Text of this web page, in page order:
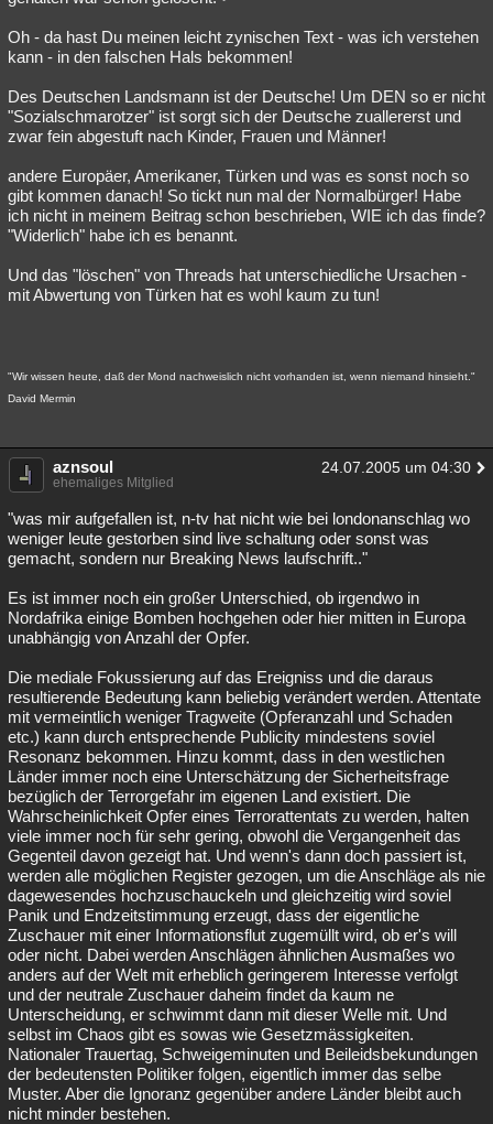
Oh - da hast Du meinen leicht zynischen Text - was ich verstehen
kann - in den falschen Hals bekommen!
Des Deutschen Landsmann ist der Deutsche! Um DEN so er nicht
"Sozialschmarotzer" ist sorgt sich der Deutsche zuallererst und
zwar fein abgestuft nach Kinder, Frauen und Männer!
andere Europäer, Amerikaner, Türken und was es sonst noch so
gibt kommen danach! So tickt nun mal der Normalbürger! Habe
ich nicht in meinem Beitrag schon beschrieben, WIE ich das finde?
"Widerlich" habe ich es benannt.
Und das "löschen" von Threads hat unterschiedliche Ursachen -
mit Abwertung von Türken hat es wohl kaum zu tun!
"Wir wissen heute, daß der Mond nachweislich nicht vorhanden ist, wenn niemand hinsieht."
David Mermin
aznsoul 24.07.2005 um 04:30
ehemaliges Mitglied
"was mir aufgefallen ist, n-tv hat nicht wie bei londonanschlag wo
weniger leute gestorben sind live schaltung oder sonst was
gemacht, sondern nur Breaking News laufschrift.."
Es ist immer noch ein großer Unterschied, ob irgendwo in
Nordafrika einige Bomben hochgehen oder hier mitten in Europa
unabhängig von Anzahl der Opfer.
Die mediale Fokussierung auf das Ereigniss und die daraus
resultierende Bedeutung kann beliebig verändert werden. Attentate
mit vermeintlich weniger Tragweite (Opferanzahl und Schaden
etc.) kann durch entsprechende Publicity mindestens soviel
Resonanz bekommen. Hinzu kommt, dass in den westlichen
Länder immer noch eine Unterschätzung der Sicherheitsfrage
bezüglich der Terrorgefahr im eigenen Land existiert. Die
Wahrscheinlichkeit Opfer eines Terrorattentats zu werden, halten
viele immer noch für sehr gering, obwohl die Vergangenheit das
Gegenteil davon gezeigt hat. Und wenn's dann doch passiert ist,
werden alle möglichen Register gezogen, um die Anschläge als nie
dagewesendes hochzuschauckeln und gleichzeitig wird soviel
Panik und Endzeitstimmung erzeugt, dass der eigentliche
Zuschauer mit einer Informationsflut zugemüllt wird, ob er's will
oder nicht. Dabei werden Anschlägen ähnlichen Ausmaßes wo
anders auf der Welt mit erheblich geringerem Interesse verfolgt
und der neutrale Zuschauer daheim findet da kaum ne
Unterscheidung, er schwimmt dann mit dieser Welle mit. Und
selbst im Chaos gibt es sowas wie Gesetzmässigkeiten.
Nationaler Trauertag, Schweigeminuten und Beileidsbekundungen
der bedeutensten Politiker folgen, eigentlich immer das selbe
Muster. Aber die Ignoranz gegenüber andere Länder bleibt auch
nicht minder bestehen.